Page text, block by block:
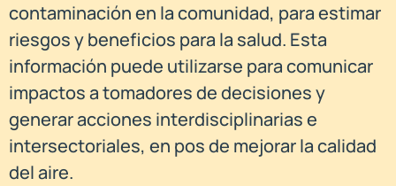
contaminación en la comunidad, para estimar
riesgos y beneficios para la salud. Esta
información puede utilizarse para comunicar
impactos a tomadores de decisiones y
generar acciones interdisciplinarias e
intersectoriales, en pos de mejorar la calidad
del aire.